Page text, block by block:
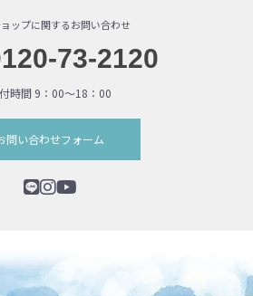
ップに関するお問い合わせ
73-2120
時間 9：00〜18：00
問い合わせフォーム